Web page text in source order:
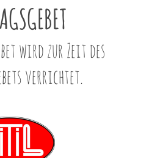
wird zur Zeit des
verrichtet.